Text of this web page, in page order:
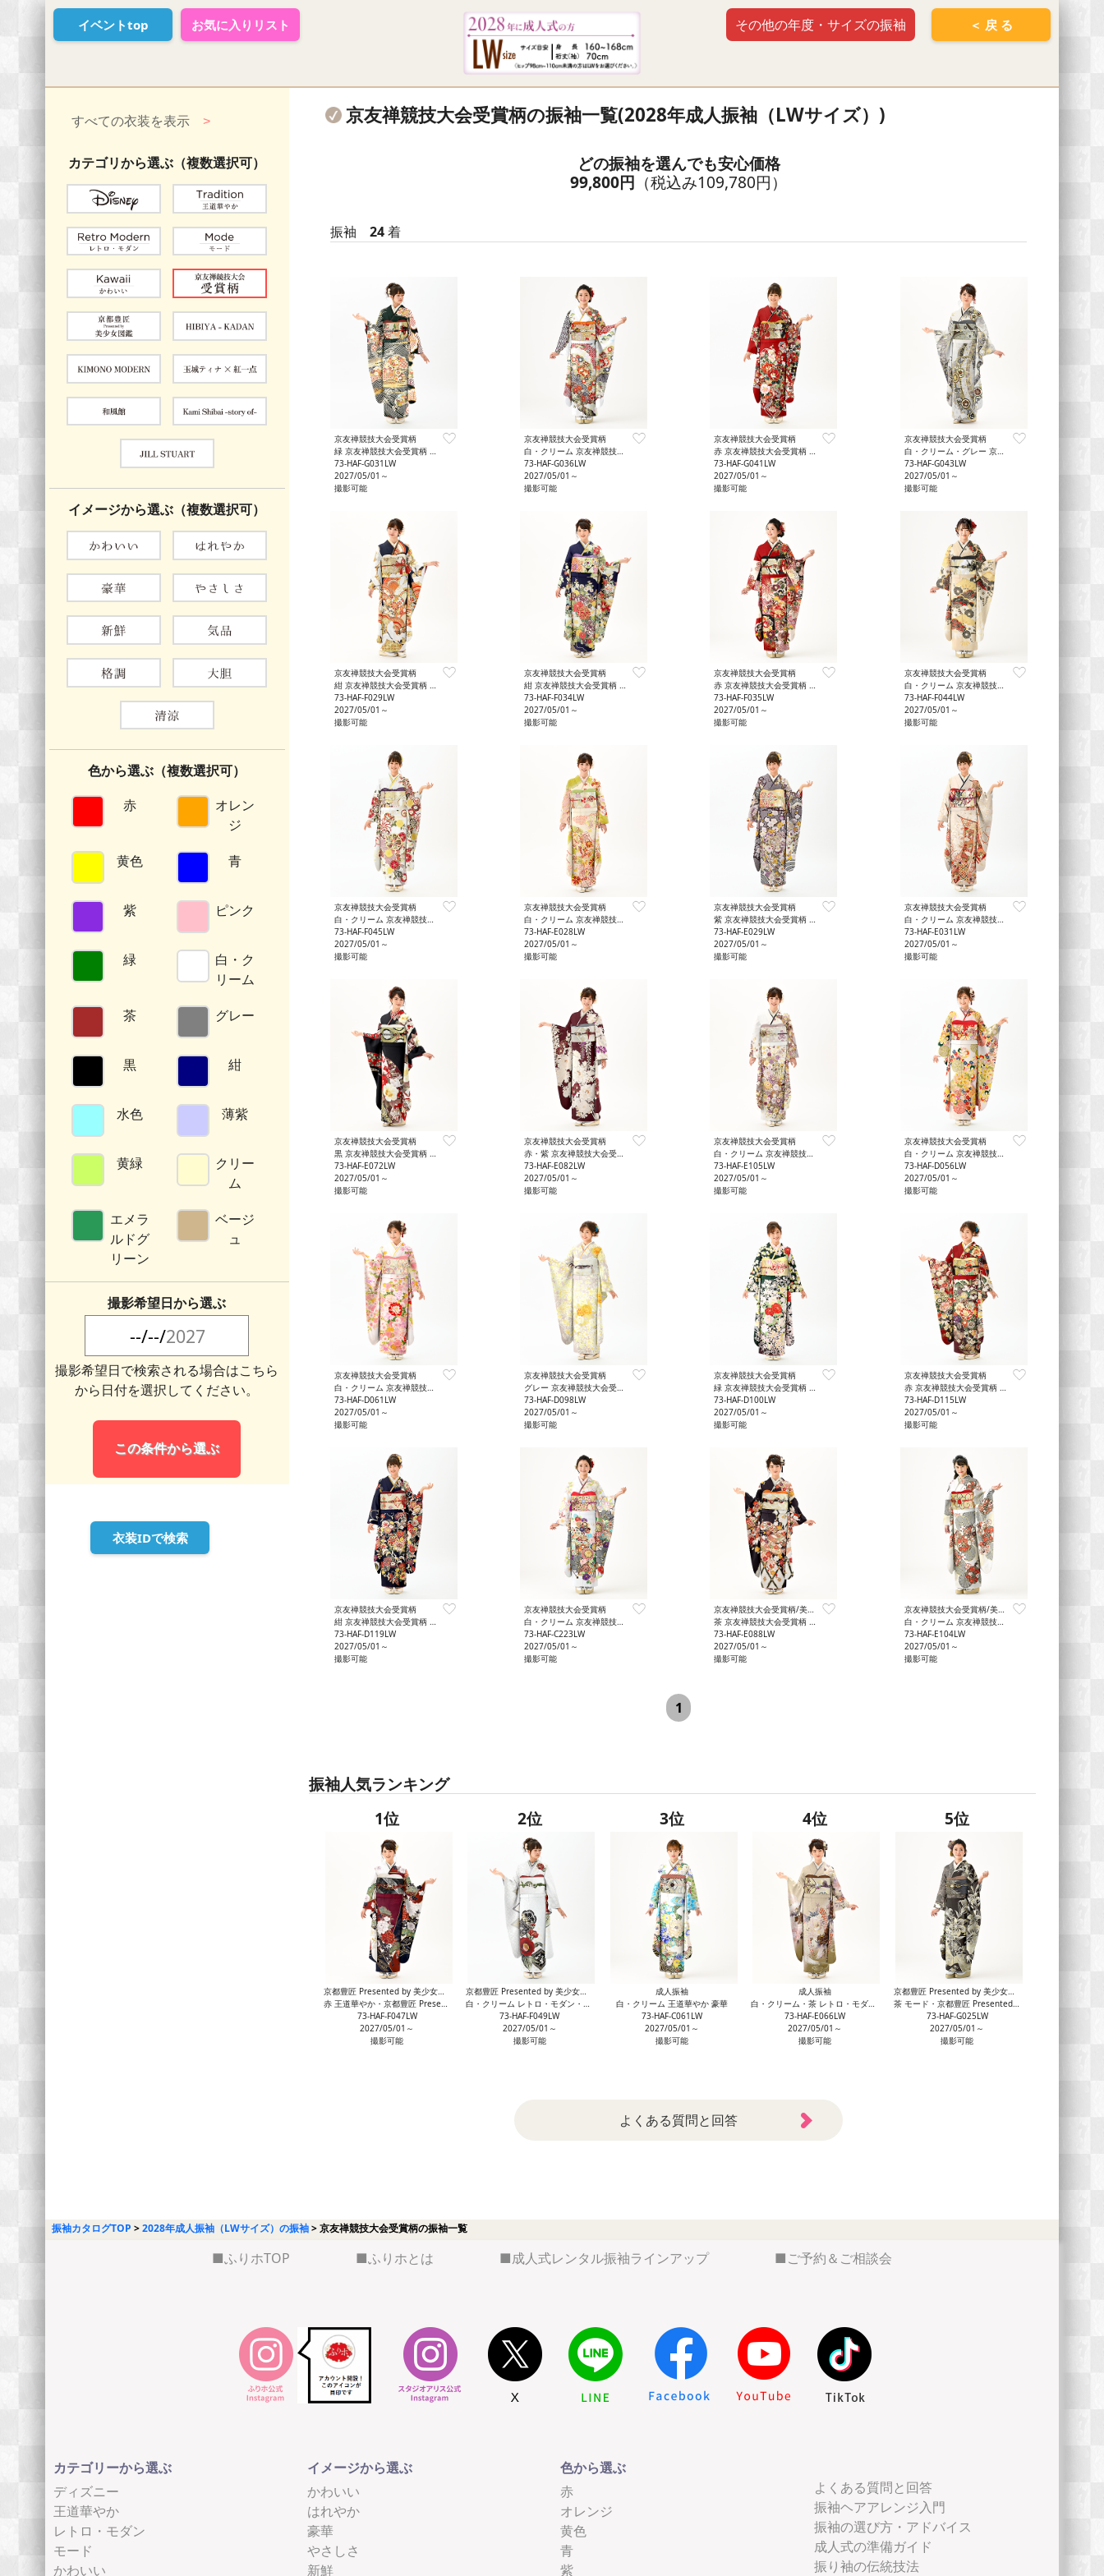
イベントtop お気に入りリスト ＜ 戻 る
その他の年度・サイズの振袖
すべての衣装を表示 >
カテゴリから選ぶ（複数選択可）
イメージから選ぶ（複数選択可）
色から選ぶ（複数選択可）
赤
オレン
ジ
黄色
青
紫 ピンク
緑
白・ク
リーム
茶
グレー
黒 紺
水色 薄紫
黄緑
クリー
ム
エメラ
ルドグ
リーン
ベージ
ュ
撮影希望日から選ぶ
撮影希望日で検索される場合はこちら
から日付を選択してください。
この条件から選ぶ
衣装IDで検索
京友禅競技大会受賞柄の振袖一覧(2028年成人振袖（LWサイズ）)
どの振袖を選んでも安心価格
99,800円 （税込み109,780円）
振袖24着
京友禅競技大会受賞柄
緑 京友禅競技大会受賞柄 豪華
73-HAF-G031LW
2027/05/01～
撮影可能
京友禅競技大会受賞柄
白・クリーム 京友禅競技大会受賞柄 かわいい
73-HAF-G036LW
2027/05/01～
撮影可能
京友禅競技大会受賞柄
赤 京友禅競技大会受賞柄 格調
73-HAF-G041LW
2027/05/01～
撮影可能
京友禅競技大会受賞柄
白・クリーム・グレー 京友禅競技大会受賞柄 大胆
73-HAF-G043LW
2027/05/01～
撮影可能
京友禅競技大会受賞柄
紺 京友禅競技大会受賞柄 格調
73-HAF-F029LW
2027/05/01～
撮影可能
京友禅競技大会受賞柄
紺 京友禅競技大会受賞柄 格調
73-HAF-F034LW
2027/05/01～
撮影可能
京友禅競技大会受賞柄
赤 京友禅競技大会受賞柄 豪華
73-HAF-F035LW
2027/05/01～
撮影可能
京友禅競技大会受賞柄
白・クリーム 京友禅競技大会受賞柄 格調
73-HAF-F044LW
2027/05/01～
撮影可能
京友禅競技大会受賞柄
白・クリーム 京友禅競技大会受賞柄 はれやか
73-HAF-F045LW
2027/05/01～
撮影可能
京友禅競技大会受賞柄
白・クリーム 京友禅競技大会受賞柄 はれやか
73-HAF-E028LW
2027/05/01～
撮影可能
京友禅競技大会受賞柄
紫 京友禅競技大会受賞柄 気品
73-HAF-E029LW
2027/05/01～
撮影可能
京友禅競技大会受賞柄
白・クリーム 京友禅競技大会受賞柄 格調
73-HAF-E031LW
2027/05/01～
撮影可能
京友禅競技大会受賞柄
黒 京友禅競技大会受賞柄 大胆
73-HAF-E072LW
2027/05/01～
撮影可能
京友禅競技大会受賞柄
赤・紫 京友禅競技大会受賞柄 格調
73-HAF-E082LW
2027/05/01～
撮影可能
京友禅競技大会受賞柄
白・クリーム 京友禅競技大会受賞柄 やさしさ
73-HAF-E105LW
2027/05/01～
撮影可能
京友禅競技大会受賞柄
白・クリーム 京友禅競技大会受賞柄 はれやか
73-HAF-D056LW
2027/05/01～
撮影可能
京友禅競技大会受賞柄
白・クリーム 京友禅競技大会受賞柄 かわいい
73-HAF-D061LW
2027/05/01～
撮影可能
京友禅競技大会受賞柄
グレー 京友禅競技大会受賞柄 やさしさ
73-HAF-D098LW
2027/05/01～
撮影可能
京友禅競技大会受賞柄
緑 京友禅競技大会受賞柄 気品
73-HAF-D100LW
2027/05/01～
撮影可能
京友禅競技大会受賞柄
赤 京友禅競技大会受賞柄 豪華
73-HAF-D115LW
2027/05/01～
撮影可能
京友禅競技大会受賞柄
紺 京友禅競技大会受賞柄 格調
73-HAF-D119LW
2027/05/01～
撮影可能
京友禅競技大会受賞柄
白・クリーム 京友禅競技大会受賞柄 豪華
73-HAF-C223LW
2027/05/01～
撮影可能
茶 京友禅競技大会受賞柄 格調
73-HAF-E088LW
2027/05/01～
撮影可能
京友禅競技大会受賞柄/美少女図鑑
白・クリーム 京友禅競技大会受賞柄 大胆
73-HAF-E104LW
2027/05/01～
撮影可能
1
振袖人気ランキング
1位
京都豊匠 Presented by 美少女図鑑
赤 王道華やか・京都豊匠 Presented by 美少女図鑑 格調
73-HAF-F047LW
2027/05/01～
撮影可能
2位
白・クリーム レトロ・モダン・京都豊匠 Presented by 美少女図鑑 大胆
73-HAF-F049LW
2027/05/01～
撮影可能
3位
成人振袖
白・クリーム 王道華やか 豪華
73-HAF-C061LW
2027/05/01～
撮影可能
4位
成人振袖
白・クリーム・茶 レトロ・モダン 気品
73-HAF-E066LW
2027/05/01～
撮影可能
5位
京都豊匠 Presented by 美少女図鑑
茶 モード・京都豊匠 Presented by 美少女図鑑 豪華
73-HAF-G025LW
2027/05/01～
撮影可能
よくある質問と回答
振袖カタログTOP 2028年成人振袖（LWサイズ）の振袖 京友禅競技大会受賞柄の振袖一覧
ふりホTOP ふりホとは 成人式レンタル振袖ラインアップ ご予約＆ご相談会
カテゴリーから選ぶ
ディズニー
王道華やか
レトロ・モダン
モード
かわいい
イメージから選ぶ
かわいい
はれやか
豪華
やさしさ
新鮮
色から選ぶ
赤
オレンジ
黄色
青
紫
よくある質問と回答
振袖ヘアアレンジ入門
振袖の選び方・アドバイス
成人式の準備ガイド
振り袖の伝統技法